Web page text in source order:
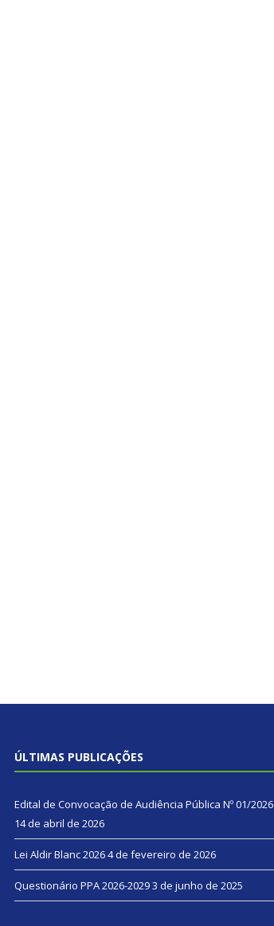
ÚLTIMAS PUBLICAÇÕES
Edital de Convocação de Audiência Pública Nº 01/2026
14 de abril de 2026
Lei Aldir Blanc 20264 de fevereiro de 2026
Questionário PPA 2026-20293 de junho de 2025